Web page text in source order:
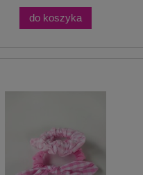
do koszyka